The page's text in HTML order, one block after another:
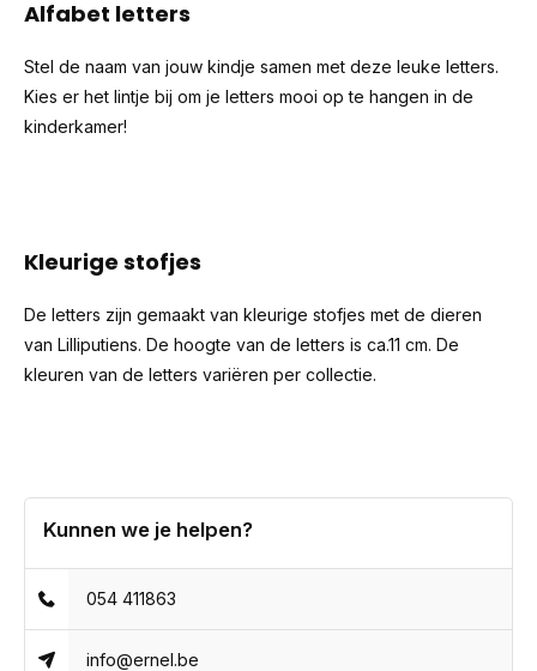
Alfabet letters
Stel de naam van jouw kindje samen met deze leuke letters.
Kies er het lintje bij om je letters mooi op te hangen in de
kinderkamer!
Kleurige stofjes
De letters zijn gemaakt van kleurige stofjes met de dieren
van Lilliputiens. De hoogte van de letters is ca.11 cm. De
kleuren van de letters variëren per collectie.
Kunnen we je helpen?
054 411863
info@ernel.be